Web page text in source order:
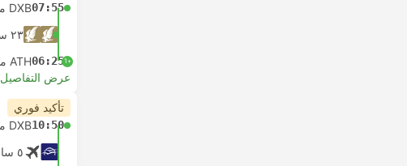
07:55DXB مطار دبي الدولي
٢٣ ساعة و‫30 دقائق رحلة جوية+رحلة جوية.
+1
06:25ATH مطار أثينا اليونان
عرض التفاصيل
تأكيد فوري
10:50DXB مطار دبي الدولي
٥ ساعات و‫10 دقائق